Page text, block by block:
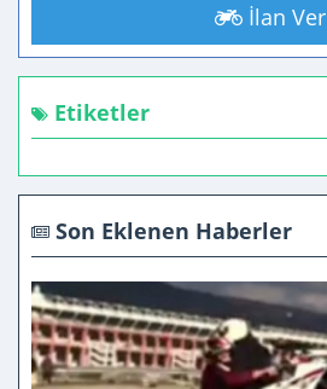
İlan Ver
Etiketler
Son Eklenen Haberler